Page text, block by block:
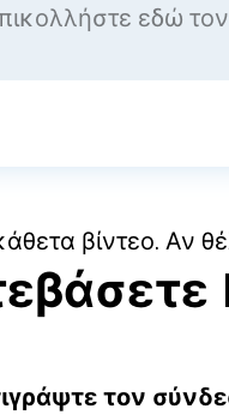
βίντεο. Αν
τον